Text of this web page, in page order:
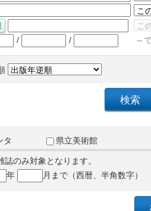
/ / ～
タ
県立美術館
のみ対象となります。
年 月まで（西暦、半角数字）